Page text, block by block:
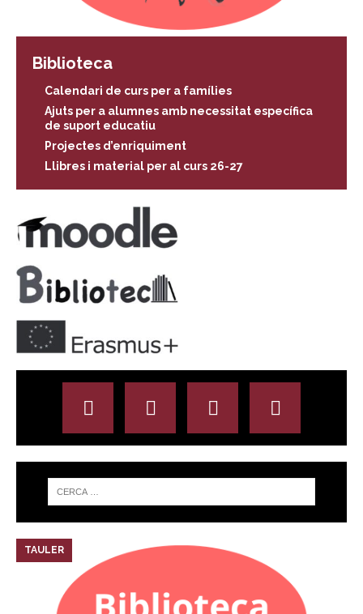
Biblioteca
Calendari de curs per a famílies
Ajuts per a alumnes amb necessitat específica
de suport educatiu
Projectes d’enriquiment
Llibres i material per al curs 26-27
TAULER